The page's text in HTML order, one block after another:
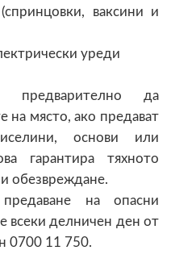
ваксини и
уреди
предварително да
на място, ако предават
основи или
гарантира тяхното
обезвреждане.
на опасни
всеки делничен ден от
0700 11 750.